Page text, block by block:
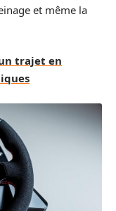
et même la
trajet en